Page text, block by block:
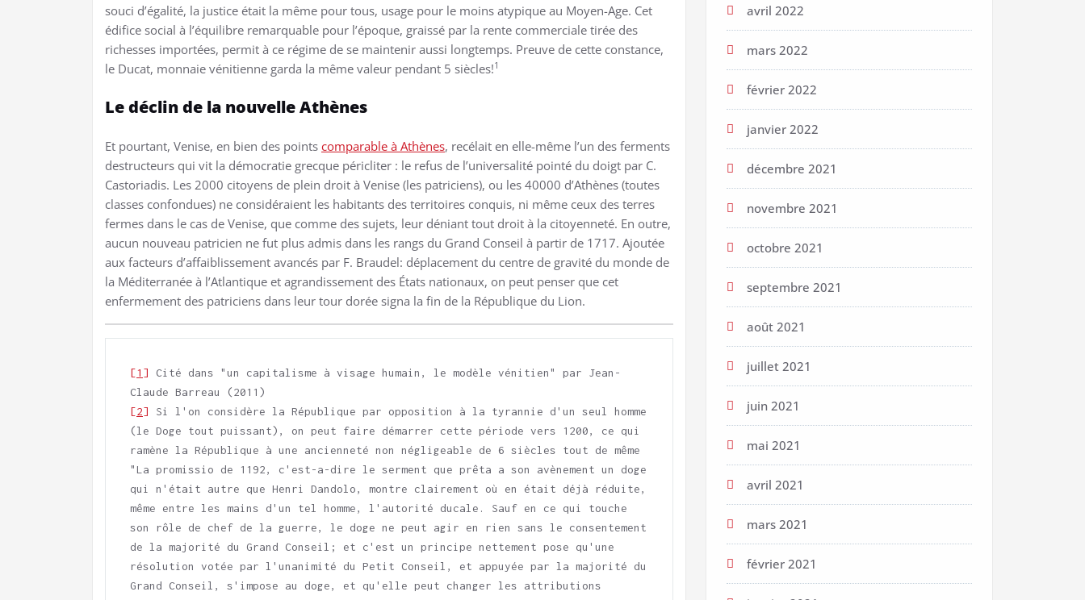
souci d’égalité, la justice était la même pour tous, usage pour le moins atypique au Moyen-Age. Cet
édifice social à l’équilibre remarquable pour l’époque, graissé par la rente commerciale tirée des
richesses importées, permit à ce régime de se maintenir aussi longtemps. Preuve de cette constance,
le Ducat, monnaie vénitienne garda la même valeur pendant 5 siècles!1
Le déclin de la nouvelle Athènes
Et pourtant, Venise, en bien des points comparable à Athènes, recélait en elle-même l’un des ferments
destructeurs qui vit la démocratie grecque péricliter : le refus de l’universalité pointé du doigt par C.
Castoriadis. Les 2000 citoyens de plein droit à Venise (les patriciens), ou les 40000 d’Athènes (toutes
classes confondues) ne considéraient les habitants des territoires conquis, ni même ceux des terres
fermes dans le cas de Venise, que comme des sujets, leur déniant tout droit à la citoyenneté. En outre,
aucun nouveau patricien ne fut plus admis dans les rangs du Grand Conseil à partir de 1717. Ajoutée
aux facteurs d’affaiblissement avancés par F. Braudel: déplacement du centre de gravité du monde de
la Méditerranée à l’Atlantique et agrandissement des États nationaux, on peut penser que cet
enfermement des patriciens dans leur tour dorée signa la fin de la République du Lion.
[1]
Cité dans "un capitalisme à visage humain, le modèle vénitien" par Jean-
Claude Barreau (2011)
[2]
Si l'on considère la République par opposition à la tyrannie d'un seul homme
(le Doge tout puissant), on peut faire démarrer cette période vers 1200, ce qui
ramène la République à une ancienneté non négligeable de 6 siècles tout de même
"La promissio de 1192, c'est-a-dire le serment que prêta a son avènement un doge
qui n'était autre que Henri Dandolo, montre clairement où en était déjà réduite,
même entre les mains d'un tel homme, l'autorité ducale. Sauf en ce qui touche
son rôle de chef de la guerre, le doge ne peut agir en rien sans le consentement
de la majorité du Grand Conseil; et c'est un principe nettement pose qu'une
résolution votée par l'unanimité du Petit Conseil, et appuyée par la majorité du
Grand Conseil, s'impose au doge, et qu'elle peut changer les attributions
avril 2022
mars 2022
février 2022
janvier 2022
décembre 2021
novembre 2021
octobre 2021
septembre 2021
août 2021
juillet 2021
juin 2021
mai 2021
avril 2021
mars 2021
février 2021